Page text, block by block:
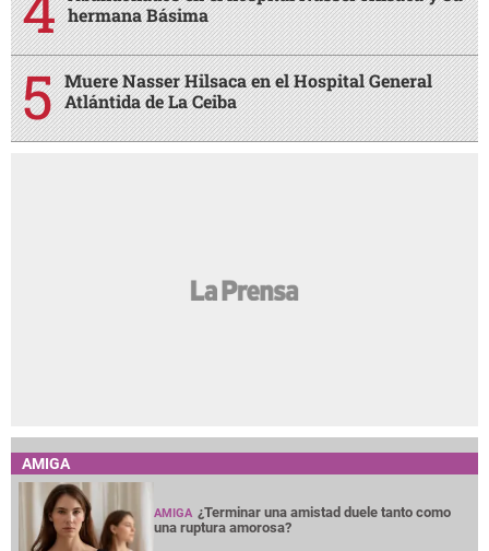
hermana Básima
Muere Nasser Hilsaca en el Hospital General
Atlántida de La Ceiba
AMIGA
AMIGA ¿Terminar una amistad duele tanto como
una ruptura amorosa?